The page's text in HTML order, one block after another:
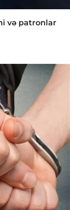
və patronlar